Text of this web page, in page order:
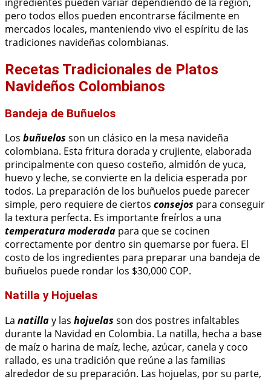
pero todos ellos pueden encontrarse fácilmente en
mercados locales, manteniendo vivo el espíritu de las
tradiciones navideñas colombianas.
Recetas Tradicionales de Platos
Navideños Colombianos
Bandeja de Buñuelos
Los buñuelos son un clásico en la mesa navideña
colombiana. Esta fritura dorada y crujiente, elaborada
principalmente con queso costeño, almidón de yuca,
huevo y leche, se convierte en la delicia esperada por
todos. La preparación de los buñuelos puede parecer
simple, pero requiere de ciertos consejos para conseguir
la textura perfecta. Es importante freírlos a una
temperatura moderada para que se cocinen
correctamente por dentro sin quemarse por fuera. El
costo de los ingredientes para preparar una bandeja de
buñuelos puede rondar los $30,000 COP.
Natilla y Hojuelas
La natillay las hojuelas son dos postres infaltables
durante la Navidad en Colombia. La natilla, hecha a base
de maíz o harina de maíz, leche, azúcar, canela y coco
rallado, es una tradición que reúne a las familias
alrededor de su preparación. Las hojuelas, por su parte,